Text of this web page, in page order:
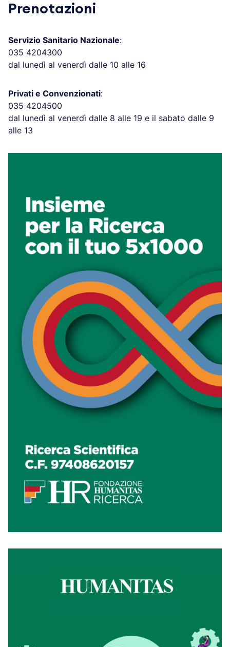
Prenotazioni
Servizio Sanitario Nazionale:
035 4204300
dal lunedì al venerdì dalle 10 alle 16
Privati e Convenzionati:
035 4204500
dal lunedì al venerdì dalle 8 alle 19 e il sabato dalle 9
alle 13